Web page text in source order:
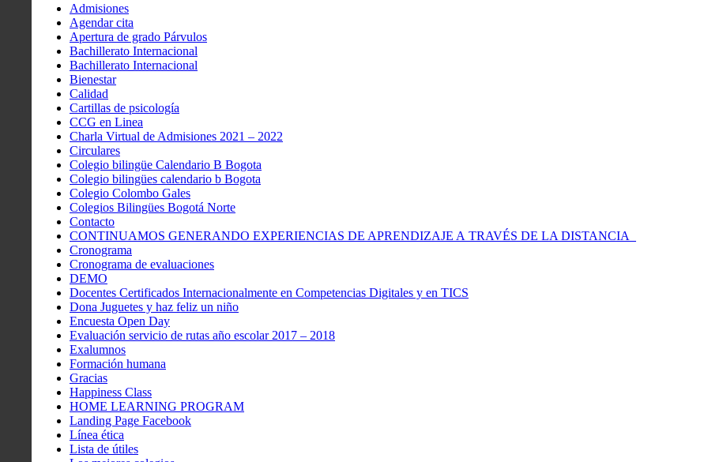
Admisiones
Agendar cita
Apertura de grado Párvulos
Bachillerato Internacional
Bachillerato Internacional
Bienestar
Calidad
Cartillas de psicología
CCG en Linea
Charla Virtual de Admisiones 2021 – 2022
Circulares
Colegio bilingüe Calendario B Bogota
Colegio bilingües calendario b Bogota
Colegio Colombo Gales
Colegios Bilingües Bogotá Norte
Contacto
CONTINUAMOS GENERANDO EXPERIENCIAS DE APRENDIZAJE A TRAVÉS DE LA DISTANCIA
Cronograma
Cronograma de evaluaciones
DEMO
Docentes Certificados Internacionalmente en Competencias Digitales y en TICS
Dona Juguetes y haz feliz un niño
Encuesta Open Day
Evaluación servicio de rutas año escolar 2017 – 2018
Exalumnos
Formación humana
Gracias
Happiness Class
HOME LEARNING PROGRAM
Landing Page Facebook
Línea ética
Lista de útiles